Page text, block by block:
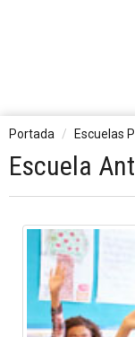
Portada Escuelas
Escuela